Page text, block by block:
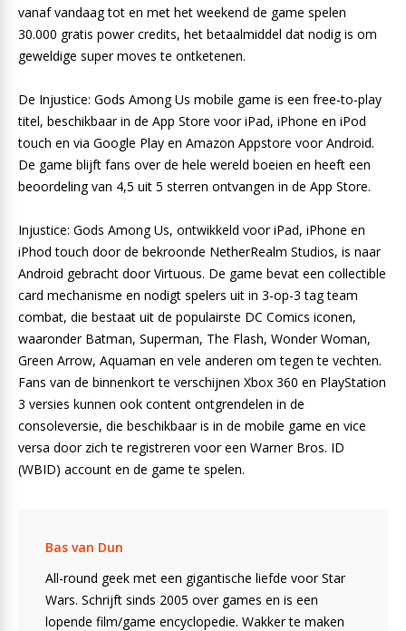
vanaf vandaag tot en met het weekend de game spelen
30.000 gratis power credits, het betaalmiddel dat nodig is om
geweldige super moves te ontketenen.
De Injustice: Gods Among Us mobile game is een free-to-play
titel, beschikbaar in de App Store voor iPad, iPhone en iPod
touch en via Google Play en Amazon Appstore voor Android.
De game blijft fans over de hele wereld boeien en heeft een
beoordeling van 4,5 uit 5 sterren ontvangen in de App Store.
Injustice: Gods Among Us, ontwikkeld voor iPad, iPhone en
iPhod touch door de bekroonde NetherRealm Studios, is naar
Android gebracht door Virtuous. De game bevat een collectible
card mechanisme en nodigt spelers uit in 3-op-3 tag team
combat, die bestaat uit de populairste DC Comics iconen,
waaronder Batman, Superman, The Flash, Wonder Woman,
Green Arrow, Aquaman en vele anderen om tegen te vechten.
Fans van de binnenkort te verschijnen Xbox 360 en PlayStation
3 versies kunnen ook content ontgrendelen in de
consoleversie, die beschikbaar is in de mobile game en vice
versa door zich te registreren voor een Warner Bros. ID
(WBID) account en de game te spelen.
Bas van Dun
All-round geek met een gigantische liefde voor Star
Wars. Schrijft sinds 2005 over games en is een
lopende film/game encyclopedie. Wakker te maken